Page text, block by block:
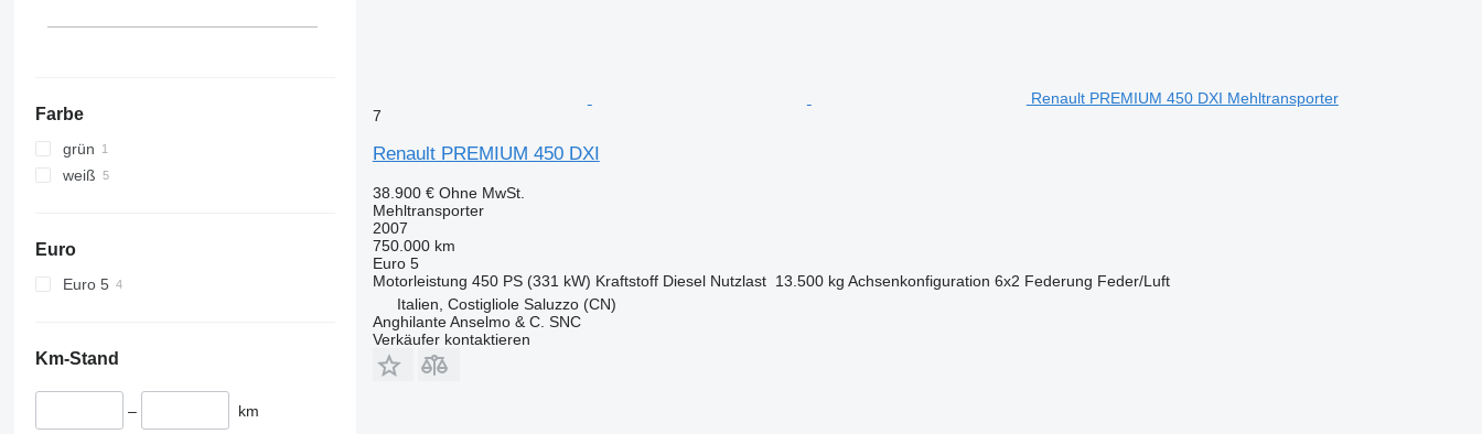
Farbe
grün
weiß
Euro
Euro 5
Km-Stand
– km
Renault PREMIUM 450 DXI Mehltransporter
7
Renault PREMIUM 450 DXI
38.900 € Ohne MwSt.
Mehltransporter
2007
750.000 km
Euro 5
Motorleistung 450 PS (331 kW) Kraftstoff Diesel Nutzlast 13.500 kg Achsenkonfiguration 6x2 Federung Feder/Luft
Italien, Costigliole Saluzzo (CN)
Anghilante Anselmo & C. SNC
Verkäufer kontaktieren